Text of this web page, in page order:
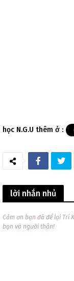
học N.G.U thêm ở :
lời nhắn nhủ
Cảm ơn bạn đã để lại Trí
bạn và người thân!